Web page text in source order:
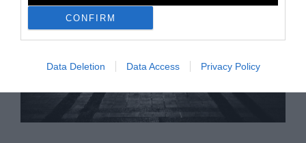
CONFIRM
Data Deletion Data Access Privacy Policy